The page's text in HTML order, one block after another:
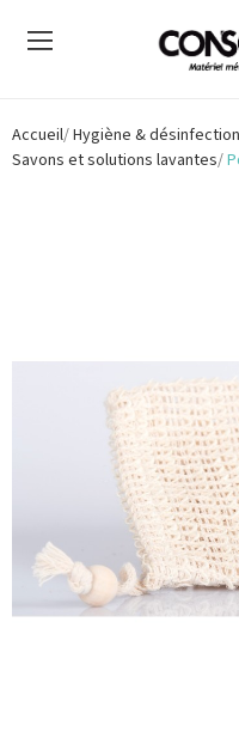
Accueil Hygiène & désinfection
Savons et solutions lavantes